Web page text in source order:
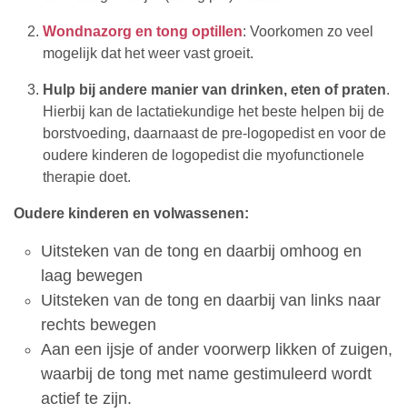
Wondnazorg en tong optillen: Voorkomen zo veel
mogelijk dat het weer vast groeit.
Hulp bij andere manier van drinken, eten of praten.
Hierbij kan de lactatiekundige het beste helpen bij de
borstvoeding, daarnaast de pre-logopedist en voor de
oudere kinderen de logopedist die myofunctionele
therapie doet.
Oudere kinderen en volwassenen:
Uitsteken van de tong en daarbij omhoog en
laag bewegen
Uitsteken van de tong en daarbij van links naar
rechts bewegen
Aan een ijsje of ander voorwerp likken of zuigen,
waarbij de tong met name gestimuleerd wordt
actief te zijn.